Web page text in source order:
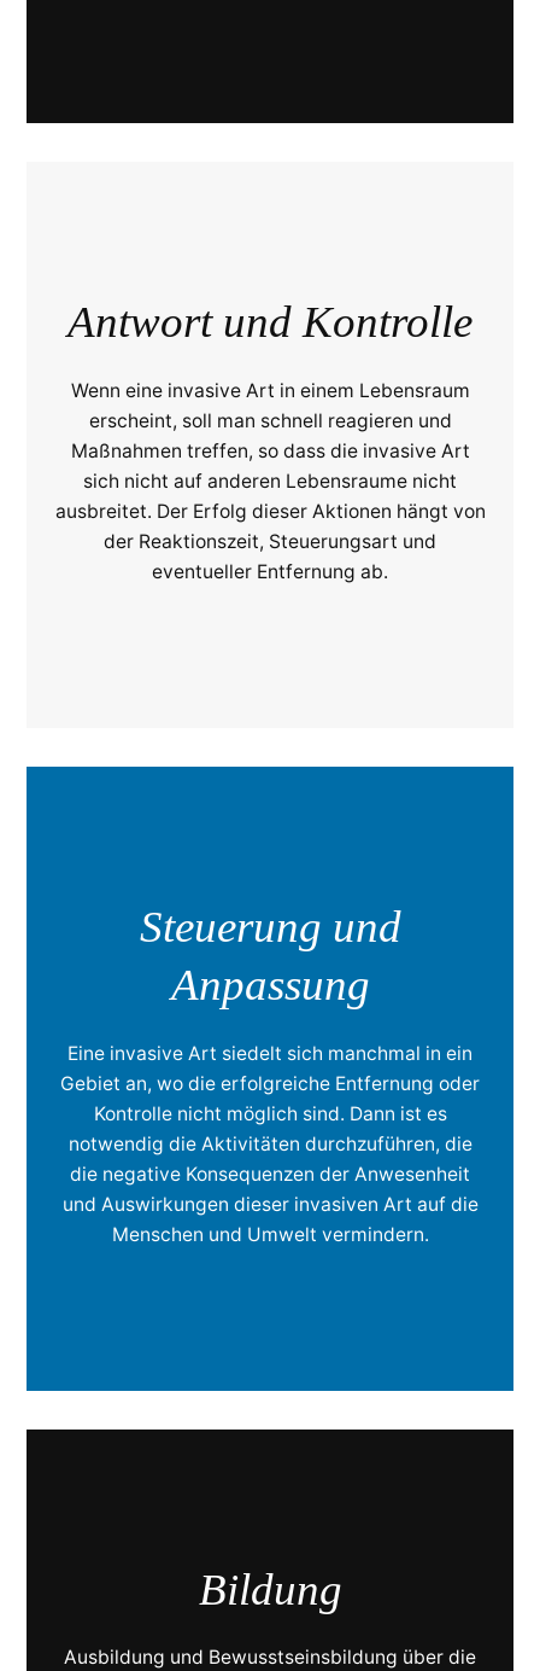
Antwort und Kontrolle
Wenn eine invasive Art in einem Lebensraum
erscheint, soll man schnell reagieren und
Maßnahmen treffen, so dass die invasive Art
sich nicht auf anderen Lebensraume nicht
ausbreitet. Der Erfolg dieser Aktionen hängt von
der Reaktionszeit, Steuerungsart und
eventueller Entfernung ab.
Steuerung und
Anpassung
Eine invasive Art siedelt sich manchmal in ein
Gebiet an, wo die erfolgreiche Entfernung oder
Kontrolle nicht möglich sind. Dann ist es
notwendig die Aktivitäten durchzuführen, die
die negative Konsequenzen der Anwesenheit
und Auswirkungen dieser invasiven Art auf die
Menschen und Umwelt vermindern.
Bildung
Ausbildung und Bewusstseinsbildung über die